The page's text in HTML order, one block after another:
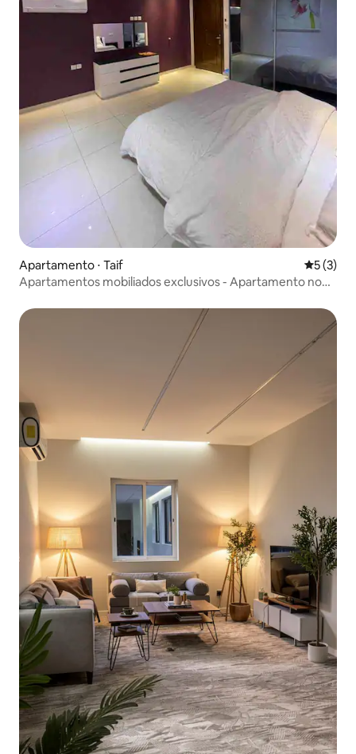
Apartamento ⋅ Taif 5 de
5 (3)
Apartamentos mobiliados exclusivos - Apartamento no